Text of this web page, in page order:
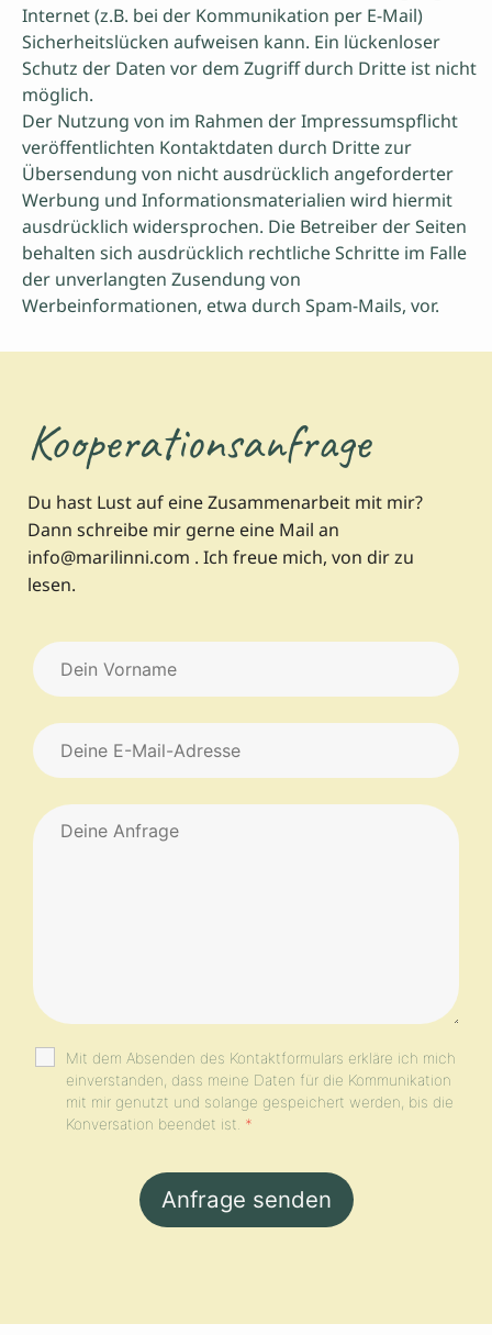
Internet (z.B. bei der Kommunikation per E-Mail)
Sicherheitslücken aufweisen kann. Ein lückenloser
Schutz der Daten vor dem Zugriff durch Dritte ist nicht
möglich.
Der Nutzung von im Rahmen der Impressumspflicht
veröffentlichten Kontaktdaten durch Dritte zur
Übersendung von nicht ausdrücklich angeforderter
Werbung und Informationsmaterialien wird hiermit
ausdrücklich widersprochen. Die Betreiber der Seiten
behalten sich ausdrücklich rechtliche Schritte im Falle
der unverlangten Zusendung von
Werbeinformationen, etwa durch Spam-Mails, vor.
Kooperationsanfrage
Du hast Lust auf eine Zusammenarbeit mit mir?
Dann schreibe mir gerne eine Mail an
info@marilinni.com . Ich freue mich, von dir zu
lesen.
Mit dem Absenden des Kontaktformulars erkläre ich mich
einverstanden, dass meine Daten für die Kommunikation
mit mir genutzt und solange gespeichert werden, bis die
Konversation beendet ist. *